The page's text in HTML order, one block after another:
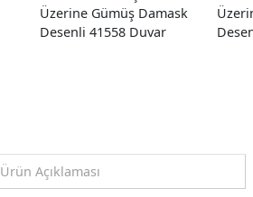
Üzerine Gümüş Damask
Desenli 41558 Duvar
Ürün Açıklaması